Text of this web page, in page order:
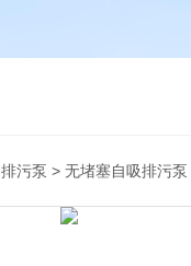
排污泵 > 无堵塞自吸排污泵